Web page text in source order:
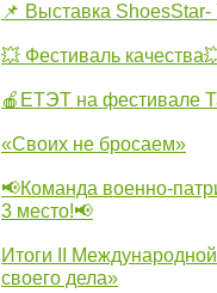
📌 Выставка ShoesStar-
💥 Фестиваль
🍎ЕТЭТ на фестивале
«Своих не бросаем»
📢Команда военно-
3 место!📢
Итоги II
своего дела»